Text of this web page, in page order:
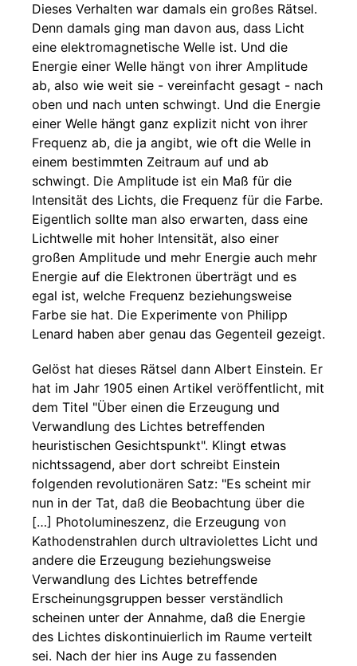
Dieses Verhalten war damals ein großes Rätsel.
Denn damals ging man davon aus, dass Licht
eine elektromagnetische Welle ist. Und die
Energie einer Welle hängt von ihrer Amplitude
ab, also wie weit sie - vereinfacht gesagt - nach
oben und nach unten schwingt. Und die Energie
einer Welle hängt ganz explizit nicht von ihrer
Frequenz ab, die ja angibt, wie oft die Welle in
einem bestimmten Zeitraum auf und ab
schwingt. Die Amplitude ist ein Maß für die
Intensität des Lichts, die Frequenz für die Farbe.
Eigentlich sollte man also erwarten, dass eine
Lichtwelle mit hoher Intensität, also einer
großen Amplitude und mehr Energie auch mehr
Energie auf die Elektronen überträgt und es
egal ist, welche Frequenz beziehungsweise
Farbe sie hat. Die Experimente von Philipp
Lenard haben aber genau das Gegenteil gezeigt.
Gelöst hat dieses Rätsel dann Albert Einstein. Er
hat im Jahr 1905 einen Artikel veröffentlicht, mit
dem Titel "Über einen die Erzeugung und
Verwandlung des Lichtes betreffenden
heuristischen Gesichtspunkt". Klingt etwas
nichtssagend, aber dort schreibt Einstein
folgenden revolutionären Satz: "Es scheint mir
nun in der Tat, daß die Beobachtung über die
[…] Photolumineszenz, die Erzeugung von
Kathodenstrahlen durch ultraviolettes Licht und
andere die Erzeugung beziehungsweise
Verwandlung des Lichtes betreffende
Erscheinungsgruppen besser verständlich
scheinen unter der Annahme, daß die Energie
des Lichtes diskontinuierlich im Raume verteilt
sei. Nach der hier ins Auge zu fassenden